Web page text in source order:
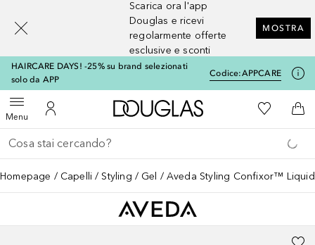
Scarica ora l'app
Douglas e ricevi
regolarmente offerte
esclusive e sconti
MOSTRA
HAIRCARE DAYS! -25% su brand selezionati
solo da APP
Codice:APPCARE
MenuApri menuAl Mio Account
A Douglas HomeAlla Mia
Al
Torna indietro
Esegui ricerca
Homepage Capelli Styling Gel Aveda Styling Confixor™
[navigation.slideout.screenreader]